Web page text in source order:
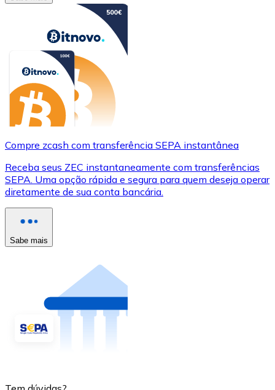
Compre zcash com transferência SEPA instantânea
Receba seus ZEC instantaneamente com transferências
SEPA. Uma opção rápida e segura para quem deseja operar
diretamente de sua conta bancária.
Sabe mais